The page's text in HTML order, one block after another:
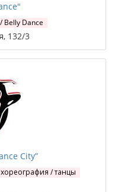
Belly Dance
132/3
City”
/ танцы